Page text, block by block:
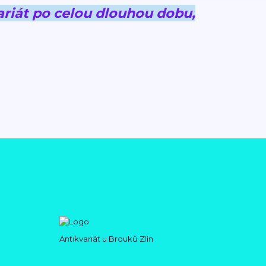
po celou dlouhou dobu,
Antikvariát u Brouků Zlín